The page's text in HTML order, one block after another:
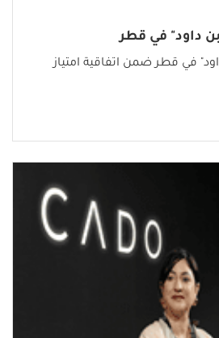
داود" في قطر
في قطر ضمن اتفاقية امتياز